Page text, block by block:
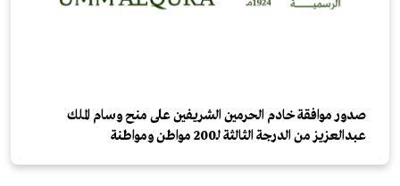
صدور موافقة خادم الحرمين الشريفين على منح وسام الملك
عبدالعزيز من الدرجة الثالثة لـ200 مواطن ومواطنة